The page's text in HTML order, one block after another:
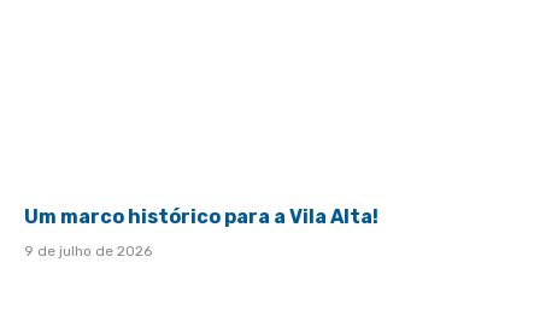
Um marco histórico para a Vila Alta!
9 de julho de 2026